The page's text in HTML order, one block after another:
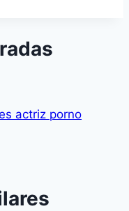
actriz porno